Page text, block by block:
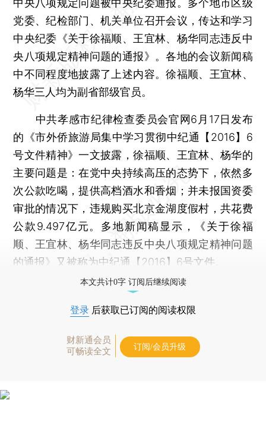
中央八项规定问题被中央纪委通报。多个地市区级
党委、纪检部门、机关单位召开会议，传达和学习
中央纪委《关于徐福顺、王宜林、杨华同志违反中
央八项规定精神问题的通报》。各地的会议新闻稿
中不同程度地披露了上述内容。徐福顺、王宜林、
杨华三人均为副省部级官员。
中共孝感市纪律检查委员会官网6月17日发布
的《市外侨旅游局集中学习贯彻中纪通【2016】6
号文件精神》一文披露，徐福顺、王宜林、杨华的
主要问题是：在党中央持续高压的态势下，依然多
次公款吃喝，提供高档酒水和香烟；并未报国资委
审批的情况下，违规购买北京金湖度假村，共花费
公款9.497亿元。多地新闻稿显示，《关于徐福
顺、王宜林、杨华同志违反中央八项规定精神问题
的通报》又被称为中纪通【2016】6号文件。
本文共计0字 订阅后继续阅读
登录 后获取已订阅的阅读权限
财新通会员
可畅读全文
订阅/会员升级